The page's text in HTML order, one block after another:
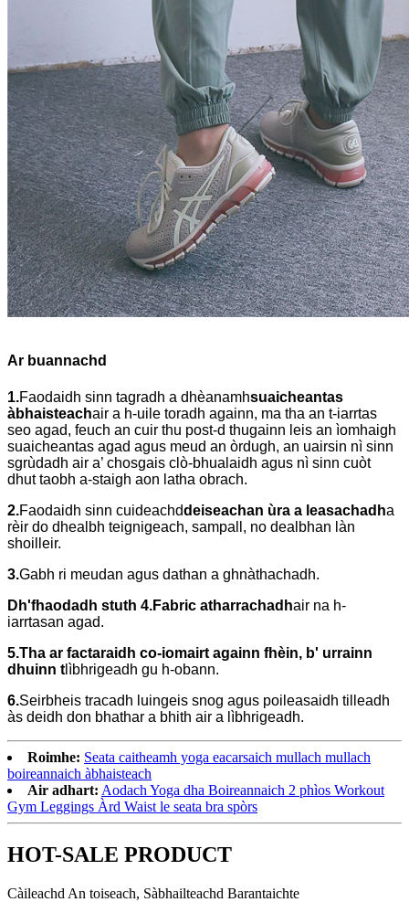
Ar buannachd
1.Faodaidh sinn tagradh a dhèanamhsuaicheantas
àbhaisteachair a h-uile toradh againn, ma tha an t-iarrtas
seo agad, feuch an cuir thu post-d thugainn leis an ìomhaigh
suaicheantas agad agus meud an òrdugh, an uairsin nì sinn
sgrùdadh air a’ chosgais clò-bhualaidh agus nì sinn cuòt
dhut taobh a-staigh aon latha obrach.
2.Faodaidh sinn cuideachddeiseachan ùra a leasachadha
rèir do dhealbh teignigeach, sampall, no dealbhan làn
shoilleir.
3.Gabh ri meudan agus dathan a ghnàthachadh.
Dh'fhaodadh stuth 4.Fabric atharrachadhair na h-
iarrtasan agad.
5.Tha ar factaraidh co-iomairt againn fhèin, b' urrainn
dhuinn t lìbhrigeadh gu h-obann.
6.Seirbheis tracadh luingeis snog agus poileasaidh tilleadh
às deidh don bhathar a bhith air a lìbhrigeadh.
Roimhe: Seata caitheamh yoga eacarsaich mullach mullach
boireannaich àbhaisteach
Air adhart: Aodach Yoga dha Boireannaich 2 phìos Workout
Gym Leggings Àrd Waist le seata bra spòrs
HOT-SALE PRODUCT
Càileachd An toiseach, Sàbhailteachd Barantaichte